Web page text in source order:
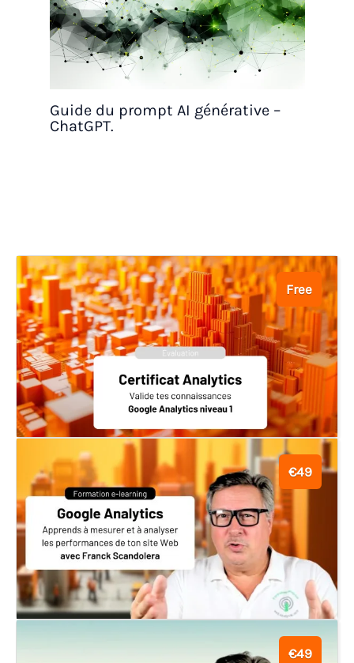
Guide du prompt AI générative –
ChatGPT.
Free
€49
€49